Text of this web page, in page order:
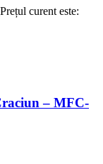
Prețul curent este:
– MFC-